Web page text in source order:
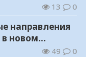
13 0
направления
новом
49 0